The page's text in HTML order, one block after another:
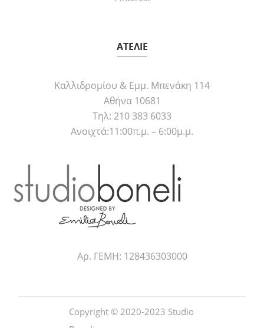
ΑΤΕΛΙΕ
Καλλιδρομίου & Εμμ. Μπενάκη 114
Αθήνα 10681
Τηλ: 210 383 6033
Ανοιχτά:11:00π.μ. – 6:00μ.μ.
Αρ. ΓΕΜΗ: 128436303000
Copyright © 2020-2023 Studio